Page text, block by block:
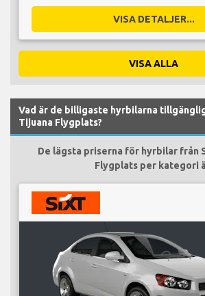
VISA DETALJER...
VISA ALLA
Vad är de billigaste hyrbilarna
Tijuana Flygplats?
De lägsta priserna för hyrbilar från
Flygplats per kategori